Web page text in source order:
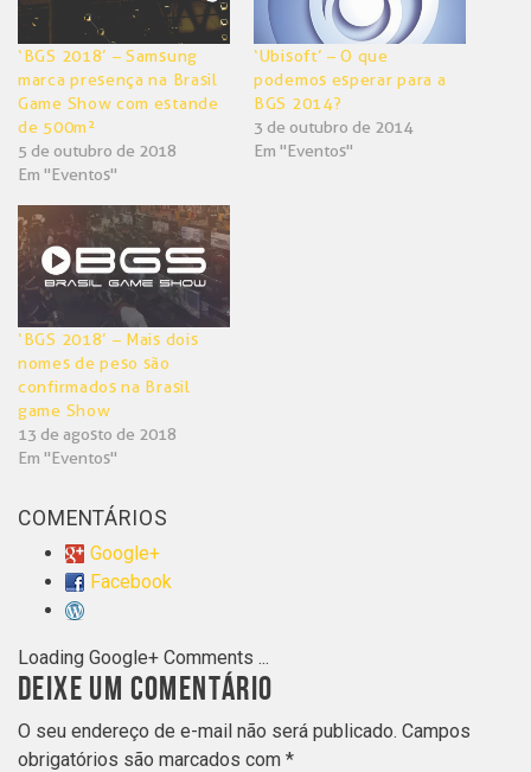
‘BGS 2018’ – Samsung
marca presença na Brasil
Game Show com estande
de 500m²
5 de outubro de 2018
Em "Eventos"
‘Ubisoft’ – O que
podemos esperar para a
BGS 2014?
3 de outubro de 2014
Em "Eventos"
‘BGS 2018’ – Mais dois
nomes de peso são
confirmados na Brasil
game Show
13 de agosto de 2018
Em "Eventos"
COMENTÁRIOS
Google+
Facebook
Loading Google+ Comments ...
DEIXE UM COMENTÁRIO
O seu endereço de e-mail não será publicado. Campos
obrigatórios são marcados com *